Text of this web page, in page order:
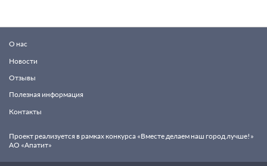
О нас
Новости
Отзывы
Полезная информация
Контакты
Проект реализуется в рамках конкурса «Вместе делаем наш город лучше!»
АО «Апатит»